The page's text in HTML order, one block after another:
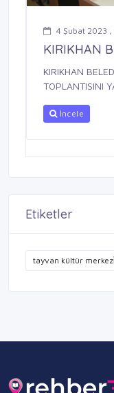
4 Şubat 2023
KIRIKHAN
KIRIKHAN
TOPLANTISINI
İncele
Etiketler
tayvan kültür